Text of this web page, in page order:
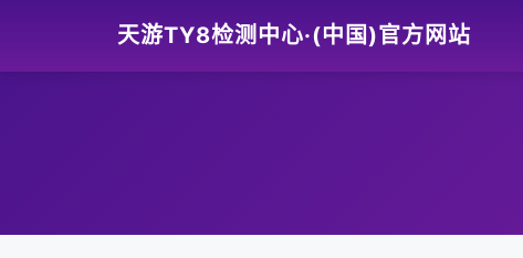
天游TY8检测中心·(中国)官方网站